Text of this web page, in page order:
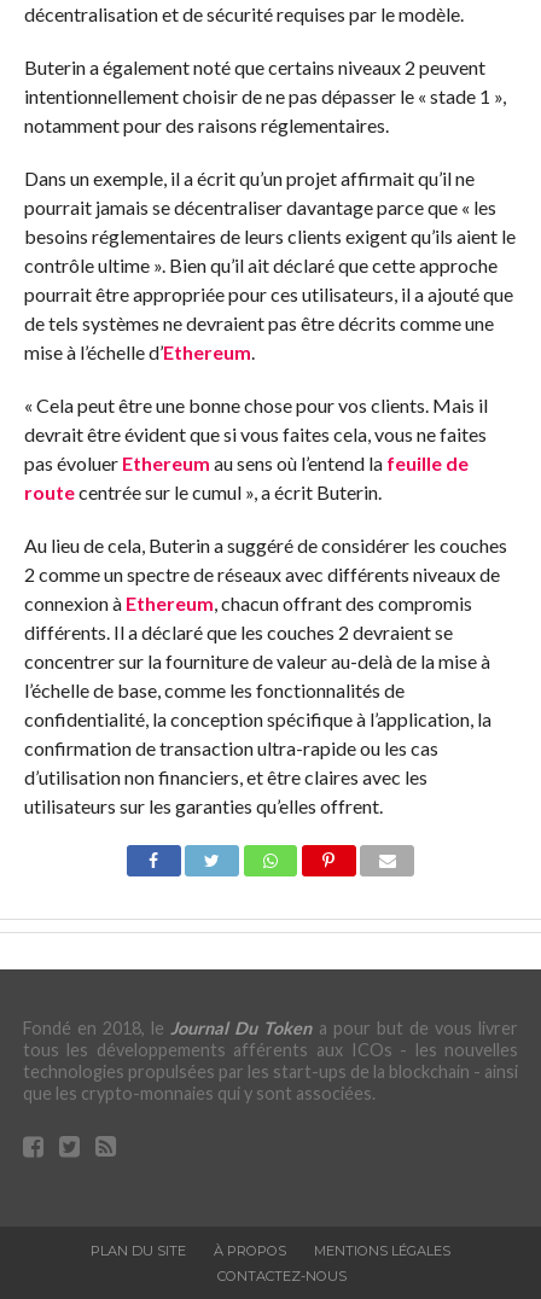
décentralisation et de sécurité requises par le modèle.
Buterin a également noté que certains niveaux 2 peuvent
intentionnellement choisir de ne pas dépasser le « stade 1 »,
notamment pour des raisons réglementaires.
Dans un exemple, il a écrit qu’un projet affirmait qu’il ne
pourrait jamais se décentraliser davantage parce que « les
besoins réglementaires de leurs clients exigent qu’ils aient le
contrôle ultime ». Bien qu’il ait déclaré que cette approche
pourrait être appropriée pour ces utilisateurs, il a ajouté que
de tels systèmes ne devraient pas être décrits comme une
mise à l’échelle d’Ethereum.
« Cela peut être une bonne chose pour vos clients. Mais il
devrait être évident que si vous faites cela, vous ne faites
pas évoluer Ethereum au sens où l’entend la feuille de
routecentrée sur le cumul », a écrit Buterin.
Au lieu de cela, Buterin a suggéré de considérer les couches
2 comme un spectre de réseaux avec différents niveaux de
connexion à Ethereum, chacun offrant des compromis
différents. Il a déclaré que les couches 2 devraient se
concentrer sur la fourniture de valeur au-delà de la mise à
l’échelle de base, comme les fonctionnalités de
confidentialité, la conception spécifique à l’application, la
confirmation de transaction ultra-rapide ou les cas
d’utilisation non financiers, et être claires avec les
utilisateurs sur les garanties qu’elles offrent.
Fondé en 2018, le Journal Du Tokena pour but de vous livrer
tous les développements afférents aux ICOs - les nouvelles
technologies propulsées par les start-ups de la blockchain - ainsi
que les crypto-monnaies qui y sont associées.
PLAN DU SITE À PROPOS
MENTIONS LÉGALES
CONTACTEZ-NOUS